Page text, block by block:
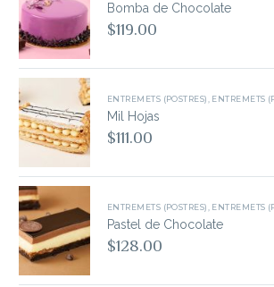
Bomba de Chocolate
$119.00
ENTREMETS (POSTRES) ENTREMETS
Mil Hojas
$111.00
ENTREMETS (POSTRES) ENTREMETS
Pastel de Chocolate
$128.00